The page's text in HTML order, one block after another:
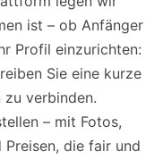
ist – ob Anfänger
Profil einzurichten:
Sie eine kurze
verbinden.
– mit Fotos,
die fair und